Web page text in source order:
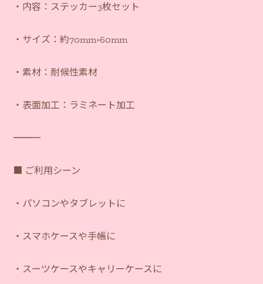
・内容：ステッカー3枚セット
・サイズ：約70mm×60mm
・素材：耐候性素材
・表面加工：ラミネート加工
―――――――――――
■ ご利用シーン
・パソコンやタブレットに
・スマホケースや手帳に
・スーツケースやキャリーケースに